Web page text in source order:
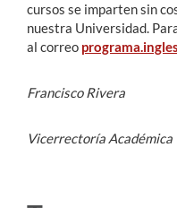
cursos se imparten sin
nuestra Universidad.
al correo
Francisco Rivera
Vicerrectoría Académica